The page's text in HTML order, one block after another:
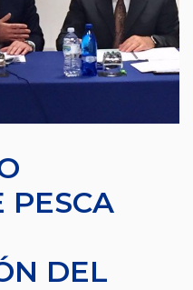
PESCA
DEL